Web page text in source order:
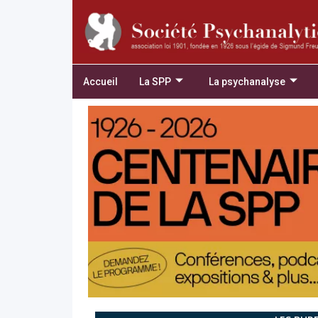
Accueil La SPP La psychanalyse